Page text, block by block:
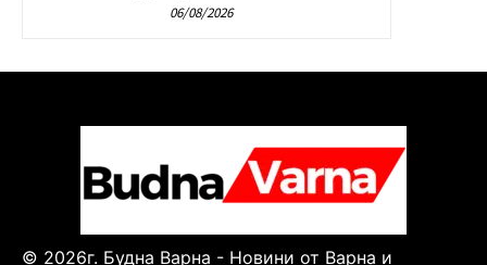
06/08/2026
© 2026г. Будна Варна - Новини от Варна и